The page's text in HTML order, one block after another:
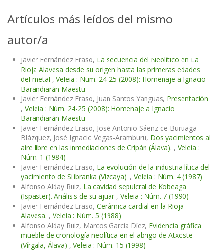
Artículos más leídos del mismo
autor/a
Javier Fernández Eraso, La secuencia del Neolítico en La
Rioja Alavesa desde su origen hasta las primeras edades
del metal , Veleia : Núm. 24-25 (2008): Homenaje a Ignacio
Barandiarán Maestu
Javier Fernández Eraso, Juan Santos Yanguas, Presentación
, Veleia : Núm. 24-25 (2008): Homenaje a Ignacio
Barandiarán Maestu
Javier Fernández Eraso, José Antonio Sáenz de Buruaga-
Blázquez, José Ignacio Vegas-Aramburu, Dos yacimientos al
aire libre en las inmediaciones de Cripán (Álava). , Veleia :
Núm. 1 (1984)
Javier Fernández Eraso, La evolución de la industria lítica del
yacimiento de Silibranka (Vizcaya). , Veleia : Núm. 4 (1987)
Alfonso Alday Ruiz, La cavidad sepulcral de Kobeaga
(Ispaster). Análisis de su ajuar , Veleia : Núm. 7 (1990)
Javier Fernández Eraso, Cerámica cardial en la Rioja
Alavesa. , Veleia : Núm. 5 (1988)
Alfonso Alday Ruiz, Marcos García Díez, Evidencia gráfica
mueble de cronología neolítica en el abrigo de Atxoste
(Vírgala, Álava) , Veleia : Núm. 15 (1998)